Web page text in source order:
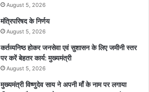
August 5, 2026
मंत्रिपरिषद के निर्णय
August 5, 2026
कर्तव्यनिष्ठ होकर जनसेवा एवं सुशासन के लिए जमीनी स्तर
पर करें बेहतर कार्य: मुख्यमंत्री
August 5, 2026
मुख्यमंत्री विष्णुदेव साय ने अपनी माँ के नाम पर लगाया